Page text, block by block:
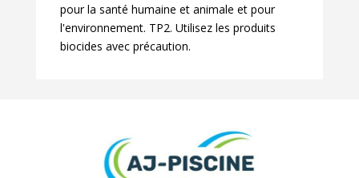
pour la santé humaine et animale et pour
l'environnement. TP2. Utilisez les produits
biocides avec précaution.